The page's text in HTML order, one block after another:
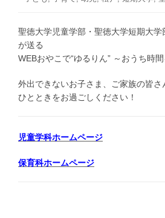
ト:
聖徳大学児童学部・聖徳大学短期大学
が送る
WEBおやこで“ゆるりん” ～おうち時
外出できないお子さま、ご家族の皆
ひとときをお過ごしください！
児童学科ホームページ
保育科ホームページ